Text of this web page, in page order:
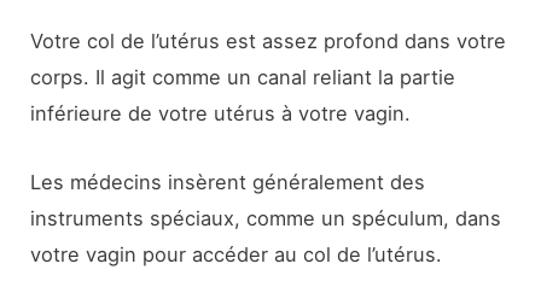
Votre col de l’utérus est assez profond dans votre
corps. Il agit comme un canal reliant la partie
inférieure de votre utérus à votre vagin.
Les médecins insèrent généralement des
instruments spéciaux, comme un spéculum, dans
votre vagin pour accéder au col de l’utérus.